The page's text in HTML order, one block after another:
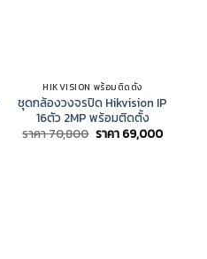
HIKVISION พร้อมติดตั้ง
ชุดกล้องวงจรปิด Hikvision IP
16ตัว 2MP พร้อมติดตั้ง
ราคา70,800 Original
ราคา 69,000Current